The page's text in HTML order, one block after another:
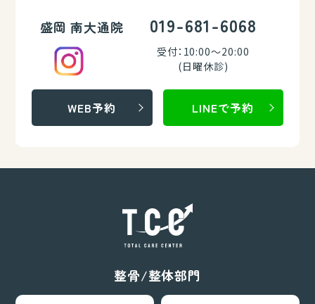
盛岡 南大通院 019-681-6068
受付：10:00～20:00
(日曜休診)
WEB予約 LINEで予約
整骨/整体部門